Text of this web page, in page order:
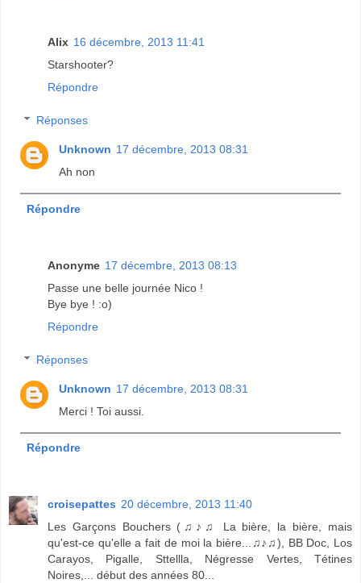
Alix 16 décembre, 2013 11:41
Starshooter?
Répondre
Réponses
Unknown 17 décembre, 2013 08:31
Ah non
Répondre
Anonyme 17 décembre, 2013 08:13
Passe une belle journée Nico !
Bye bye ! :o)
Répondre
Réponses
Unknown 17 décembre, 2013 08:31
Merci ! Toi aussi.
Répondre
croisepattes 20 décembre, 2013 11:40
Les Garçons Bouchers (♫♪♫ La bière, la bière, mais
qu'est-ce qu'elle a fait de moi la bière...♫♪♫), BB Doc, Los
Carayos, Pigalle, Sttellla, Négresse Vertes, Tétines
Noires,... début des années 80...